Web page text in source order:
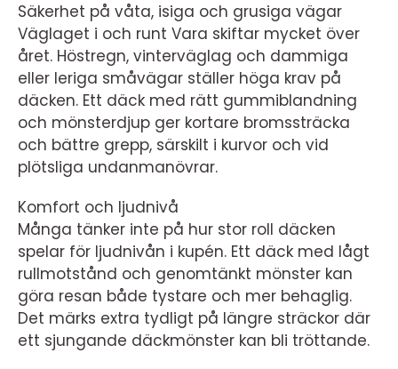
Säkerhet på våta, isiga och grusiga vägar
Väglaget i och runt Vara skiftar mycket över
året. Höstregn, vinterväglag och dammiga
eller leriga småvägar ställer höga krav på
däcken. Ett däck med rätt gummiblandning
och mönsterdjup ger kortare bromssträcka
och bättre grepp, särskilt i kurvor och vid
plötsliga undanmanövrar.
Komfort och ljudnivå
Många tänker inte på hur stor roll däcken
spelar för ljudnivån i kupén. Ett däck med lågt
rullmotstånd och genomtänkt mönster kan
göra resan både tystare och mer behaglig.
Det märks extra tydligt på längre sträckor där
ett sjungande däckmönster kan bli tröttande.